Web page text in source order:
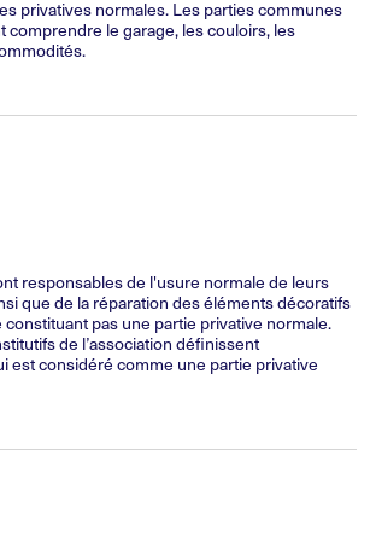
privatives normales. Les parties communes
comprendre le garage, les couloirs, les
responsables de l'usure normale de leurs
que de la réparation des éléments décoratifs
pas une partie privative normale.
de l’association définissent
est considéré comme une partie privative